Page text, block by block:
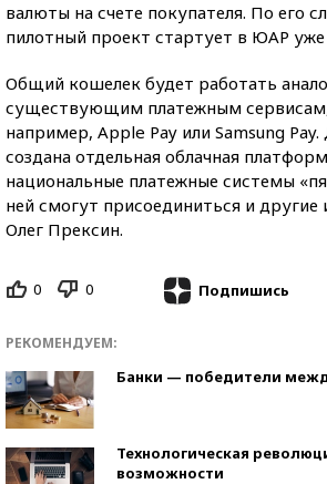
валюты на счете покупателя. По его
пилотный проект стартует в ЮАР уже
Общий кошелек будет работать
существующим платежным
например, Apple Pay или Samsung Pay.
создана отдельная облачная
национальные платежные системы
ней смогут присоединиться и другие
Олег Прексин.
0 0 Подпишись
РЕКОМЕНДУЕМ:
Банки — победители
Технологическая
возможности